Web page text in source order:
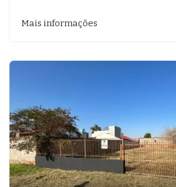
Mais informações